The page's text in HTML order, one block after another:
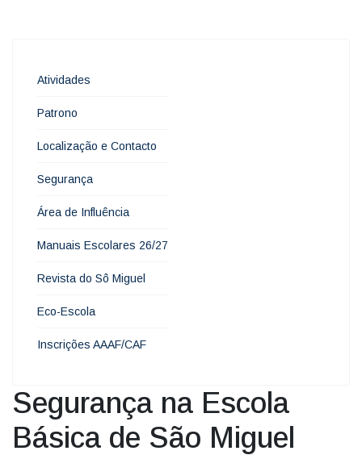
Atividades
Patrono
Localização e Contacto
Segurança
Área de Influência
Manuais Escolares 26/27
Revista do Sô Miguel
Eco-Escola
Inscrições AAAF/CAF
Segurança na Escola
Básica de São Miguel